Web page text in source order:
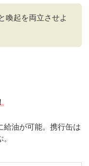
喚起を両立させよ
給油が可能。携行缶は